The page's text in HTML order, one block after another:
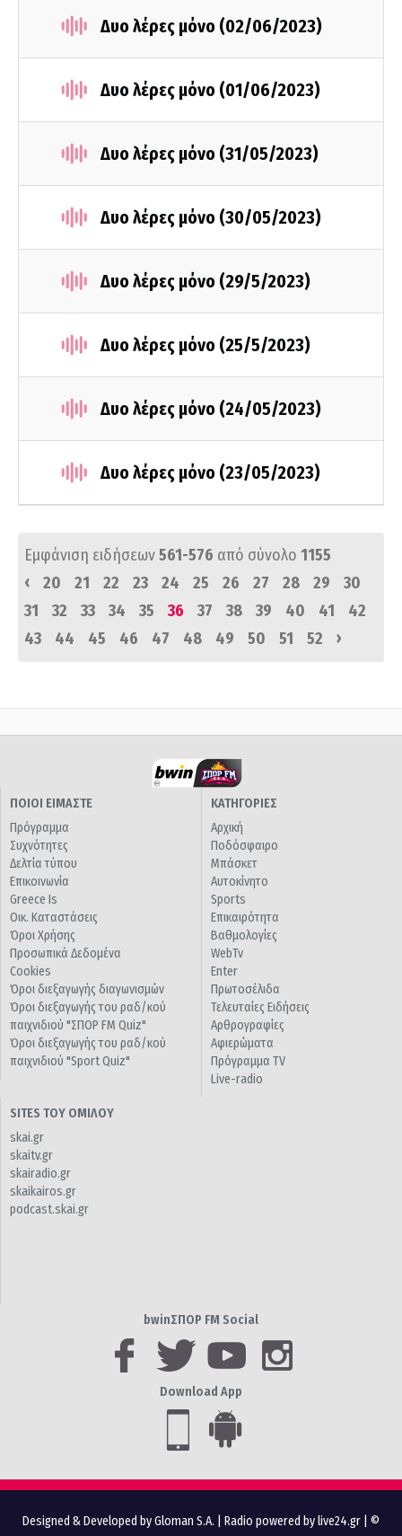
Δυο λέρες μόνο (02/06/2023)
Δυο λέρες μόνο (01/06/2023)
Δυο λέρες μόνο (31/05/2023)
Δυο λέρες μόνο (30/05/2023)
Δυο λέρες μόνο (29/5/2023)
Δυο λέρες μόνο (25/5/2023)
Δυο λέρες μόνο (24/05/2023)
Δυο λέρες μόνο (23/05/2023)
Εμφάνιση ειδήσεων561-576 από σύνολο 1155
‹
20 21 22 23 24 25 26 27 28 29
30
31
32 33 34 35 36 37 38 39 40 41
42
43
44 45 46 47 48 49 50 51 52 ›
ΠΟΙΟΙ ΕΙΜΑΣΤΕ
Πρόγραμμα
Συχνότητες
Δελτία τύπου
Επικοινωνία
Greece Is
Οικ. Καταστάσεις
Όροι Χρήσης
Προσωπικά Δεδομένα
Cookies
Όροι διεξαγωγής διαγωνισμών
Όροι διεξαγωγής του ραδ/κού
παιχνιδιού "ΣΠΟΡ FM Quiz"
Όροι διεξαγωγής του ραδ/κού
παιχνιδιού "Sport Quiz"
ΚΑΤΗΓΟΡΙΕΣ
Αρχική
Ποδόσφαιρο
Μπάσκετ
Αυτοκίνητο
Sports
Επικαιρότητα
Βαθμολογίες
WebTv
Enter
Πρωτοσέλιδα
Τελευταίες Ειδήσεις
Αρθρογραφίες
Αφιερώματα
Πρόγραμμα TV
Live-radio
SITES ΤΟΥ ΟΜΙΛΟΥ
skai.gr
skaitv.gr
skairadio.gr
skaikairos.gr
podcast.skai.gr
bwinΣΠΟΡ FM Social
Download App
Designed & Developed by Gloman S.A. Radio powered by live24.gr | ©